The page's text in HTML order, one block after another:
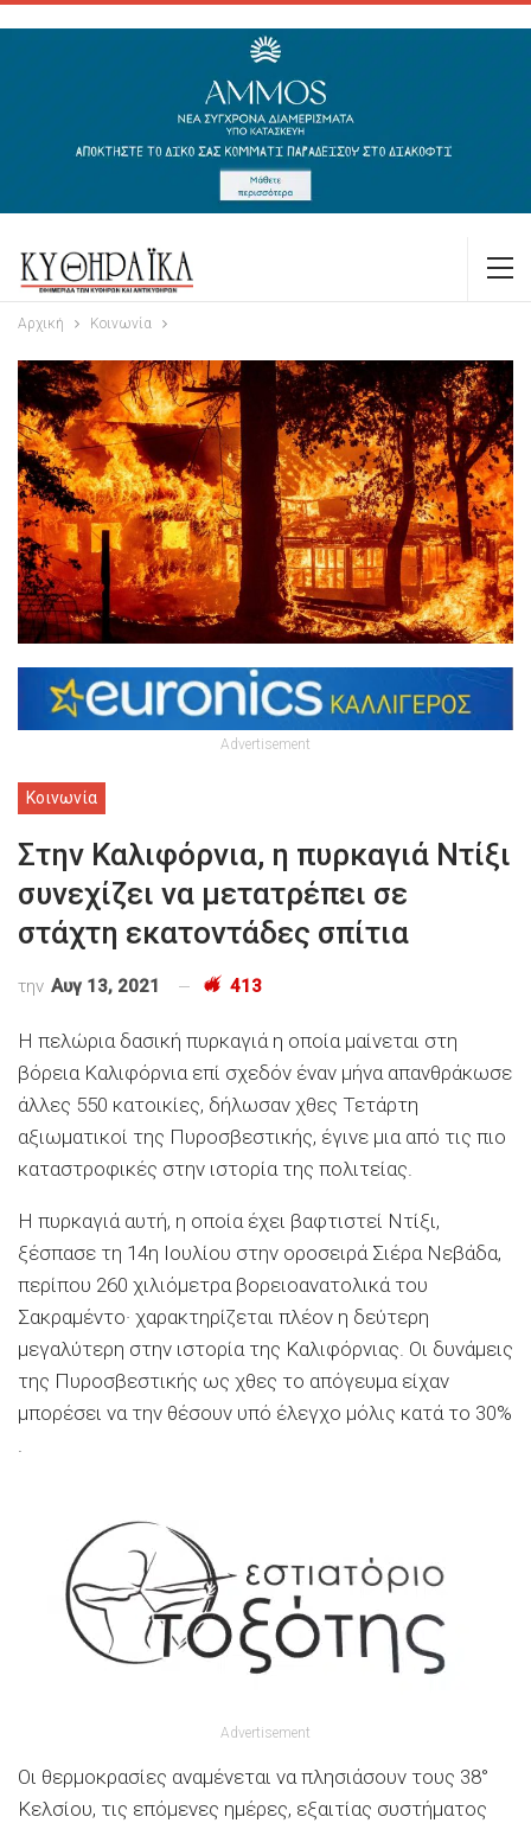
Αρχική Κοινωνία
Advertisement
Κοινωνία
Στην Καλιφόρνια, η πυρκαγιά Ντίξι
συνεχίζει να μετατρέπει σε
στάχτη εκατοντάδες σπίτια
την Αυγ 13, 2021 413
Η πελώρια δασική πυρκαγιά η οποία μαίνεται στη
βόρεια Καλιφόρνια επί σχεδόν έναν μήνα απανθράκωσε
άλλες 550 κατοικίες, δήλωσαν χθες Τετάρτη
αξιωματικοί της Πυροσβεστικής, έγινε μια από τις πιο
καταστροφικές στην ιστορία της πολιτείας.
Η πυρκαγιά αυτή, η οποία έχει βαφτιστεί Ντίξι,
ξέσπασε τη 14η Ιουλίου στην οροσειρά Σιέρα Νεβάδα,
περίπου 260 χιλιόμετρα βορειοανατολικά του
Σακραμέντο· χαρακτηρίζεται πλέον η δεύτερη
μεγαλύτερη στην ιστορία της Καλιφόρνιας. Οι δυνάμεις
της Πυροσβεστικής ως χθες το απόγευμα είχαν
μπορέσει να την θέσουν υπό έλεγχο μόλις κατά το 30%
Advertisement
Οι θερμοκρασίες αναμένεται να πλησιάσουν τους 38°
Κελσίου, τις επόμενες ημέρες, εξαιτίας συστήματος